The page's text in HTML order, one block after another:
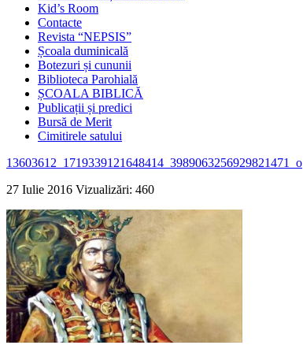
Kid’s Room
Contacte
Revista “NEPSIS”
Școala duminicală
Botezuri și cununii
Biblioteca Parohială
ȘCOALA BIBLICĂ
Publicații și predici
Bursă de Merit
Cimitirele satului
13603612_1719339121648414_3989063256929821471_o
27 Iulie 2016 Vizualizări: 460